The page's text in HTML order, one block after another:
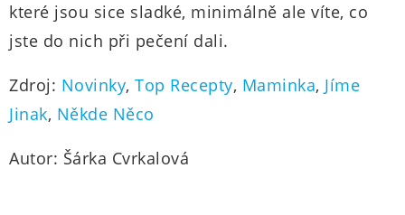
které jsou sice sladké, minimálně ale víte, co
jste do nich při pečení dali.
Zdroj: Novinky, Top Recepty, Maminka, Jíme
Jinak, Někde Něco
Autor: Šárka Cvrkalová